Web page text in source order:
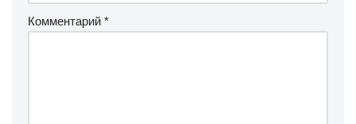
Комментарий *